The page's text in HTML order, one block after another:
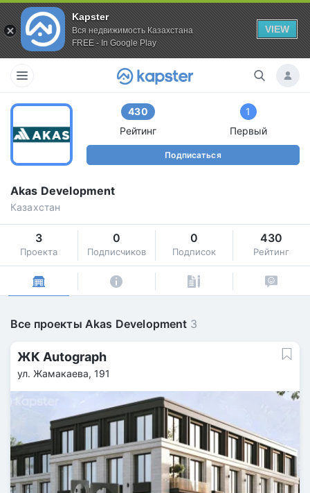
Kapster
Вся недвижимость Казахстана
FREE - In Google Play
VIEW
430
Рейтинг
1
Первый
Подписаться
Akas Development
Казахстан
3
Проекта
0
Подписчиков
0
Подписок
430
Рейтинг
Все проекты Akas Development 3
ЖК Autograph
ул. Жамакаева, 191